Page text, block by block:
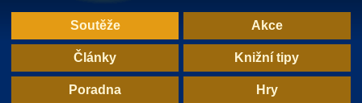
Soutěže Akce
Články Knižní tipy
Poradna Hry